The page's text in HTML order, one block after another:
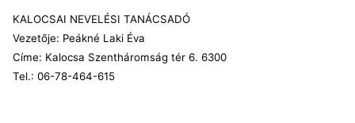
KALOCSAI NEVELÉSI TANÁCSADÓ
Vezetője: Peákné Laki Éva
Címe: Kalocsa Szentháromság tér 6. 6300
Tel.: 06-78-464-615